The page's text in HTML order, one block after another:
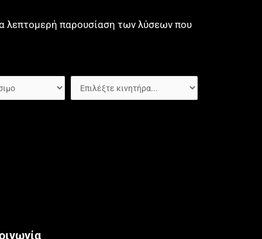
λεπτομερή παρουσίαση των λύσεων που